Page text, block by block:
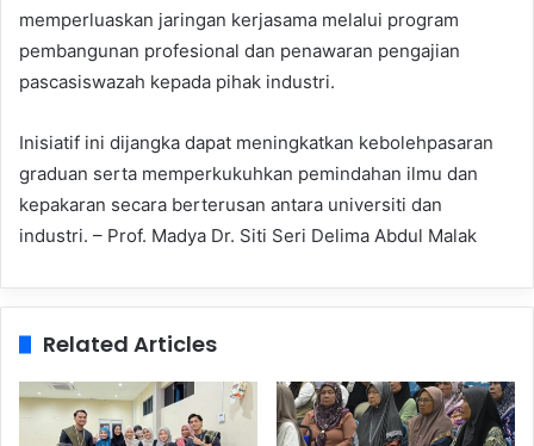
memperluaskan jaringan kerjasama melalui program
pembangunan profesional dan penawaran pengajian
pascasiswazah kepada pihak industri.
Inisiatif ini dijangka dapat meningkatkan kebolehpasaran
graduan serta memperkukuhkan pemindahan ilmu dan
kepakaran secara berterusan antara universiti dan
industri. – Prof. Madya Dr. Siti Seri Delima Abdul Malak
Related Articles